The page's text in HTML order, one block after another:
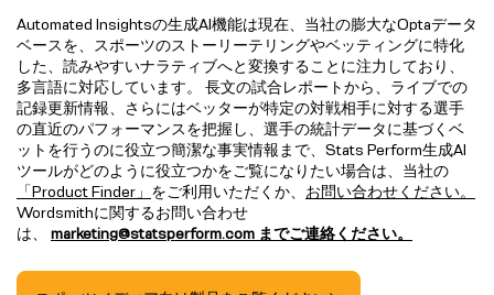
Automated Insightsの生成AI機能は現在、当社の膨大なOptaデータ
ベースを、スポーツのストーリーテリングやベッティングに特化
した、読みやすいナラティブへと変換することに注力しており、
多言語に対応しています。 長文の試合レポートから、ライブでの
記録更新情報、さらにはベッターが特定の対戦相手に対する選手
の直近のパフォーマンスを把握し、選手の統計データに基づくベ
ットを行うのに役立つ簡潔な事実情報まで、Stats Perform生成AI
ツールがどのように役立つかをご覧になりたい場合は、当社の
「Product Finder」 をご利用いただくか、 お問い合わせください。
Wordsmithに関するお問い合わせ
は、 marketing@statsperform.com までご連絡ください。